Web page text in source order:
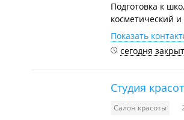
Подготовка к
косметический
Показать
сегодня
Студия
Салон красоты